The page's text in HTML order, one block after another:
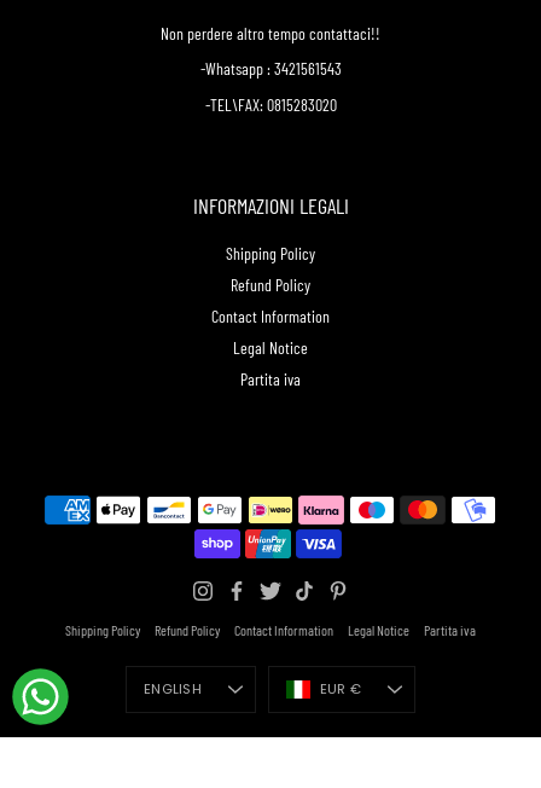
Non perdere altro tempo contattaci!!
-Whatsapp : 3421561543
-TEL\FAX: 0815283020
INFORMAZIONI LEGALI
Shipping Policy
Refund Policy
Contact Information
Legal Notice
Partita iva
Shipping Policy Refund Policy Contact Information Legal Notice Partita iva
Language
ENGLISH Currency
EUR €
© 2026,Beautylinesrl